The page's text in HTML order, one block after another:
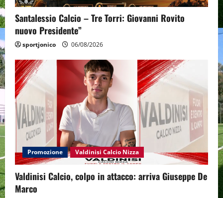
Santalessio Calcio – Tre Torri: Giovanni Rovito
nuovo Presidente”
sportjonico 06/08/2026
Promozione Valdinisi Calcio Nizza
Valdinisi Calcio, colpo in attacco: arriva Giuseppe De
Marco